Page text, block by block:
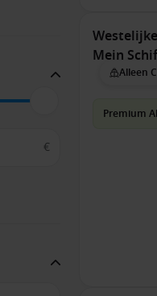
€
Mein
Alleen
Premium